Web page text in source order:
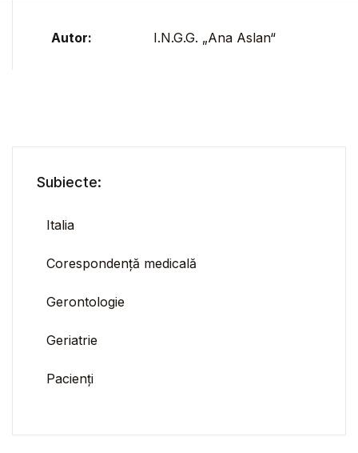
Autor: I.N.G.G. „Ana Aslan“
Subiecte:
Italia
Corespondență medicală
Gerontologie
Geriatrie
Pacienți